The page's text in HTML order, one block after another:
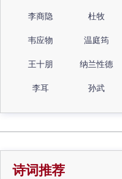
李商隐 杜牧
韦应物 温庭筠
王十朋 纳兰性德
李耳 孙武
诗词推荐